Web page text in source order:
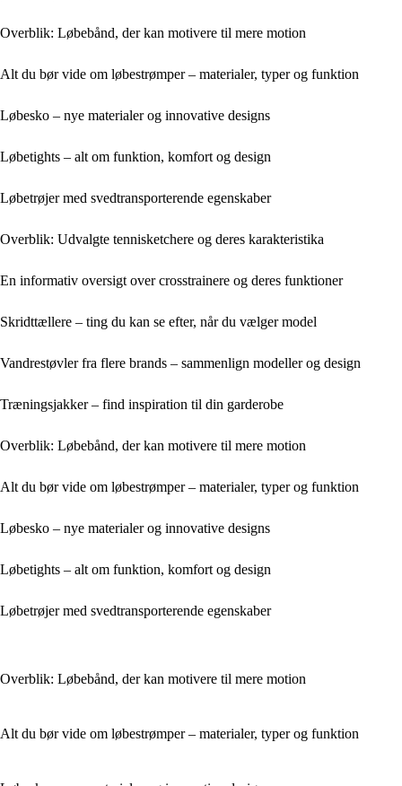
Overblik: Løbebånd, der kan motivere til mere motion
Alt du bør vide om løbestrømper – materialer, typer og funktion
Løbesko – nye materialer og innovative designs
Løbetights – alt om funktion, komfort og design
Løbetrøjer med svedtransporterende egenskaber
Overblik: Udvalgte tennisketchere og deres karakteristika
En informativ oversigt over crosstrainere og deres funktioner
Skridttællere – ting du kan se efter, når du vælger model
Vandrestøvler fra flere brands – sammenlign modeller og design
Træningsjakker – find inspiration til din garderobe
Overblik: Løbebånd, der kan motivere til mere motion
Alt du bør vide om løbestrømper – materialer, typer og funktion
Løbesko – nye materialer og innovative designs
Løbetights – alt om funktion, komfort og design
Løbetrøjer med svedtransporterende egenskaber
Overblik: Løbebånd, der kan motivere til mere motion
Alt du bør vide om løbestrømper – materialer, typer og funktion